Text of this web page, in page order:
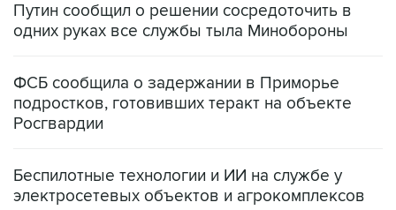
Путин сообщил о решении сосредоточить в
одних руках все службы тыла Минобороны
ФСБ сообщила о задержании в Приморье
подростков, готовивших теракт на объекте
Росгвардии
Беспилотные технологии и ИИ на службе у
электросетевых объектов и агрокомплексов